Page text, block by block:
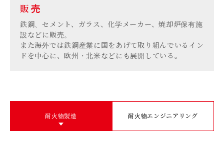
販売
鉄鋼、セメント、ガラス、化学メーカー、焼却炉保有施
設などに販売。
また海外では鉄鋼産業に国をあげて取り組んでいるイン
ドを中心に、欧州・北米などにも展開している。
耐火物製造 耐火物エンジニアリング